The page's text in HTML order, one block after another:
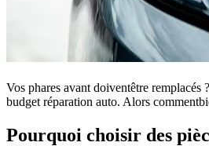
Vos phares avant doiventêtre remplacés
budget réparation auto. Alors
Pourquoi choisir des